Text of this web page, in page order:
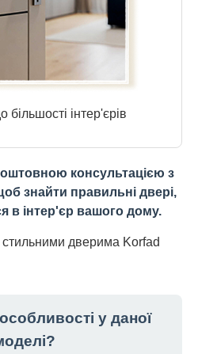
інтер'єрів
консультацією з
знайти правильні двері,
в інтер'єр вашого дому.
стильними дверима Korfad
особливості у даної